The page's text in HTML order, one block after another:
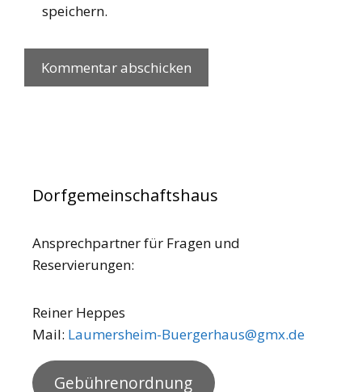
speichern.
Dorfgemeinschaftshaus
Ansprechpartner für Fragen und
Reservierungen:
Reiner Heppes
Mail: Laumersheim-Buergerhaus@gmx.de
Gebührenordnung